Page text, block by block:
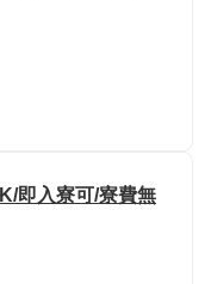
即入寮可/寮費無